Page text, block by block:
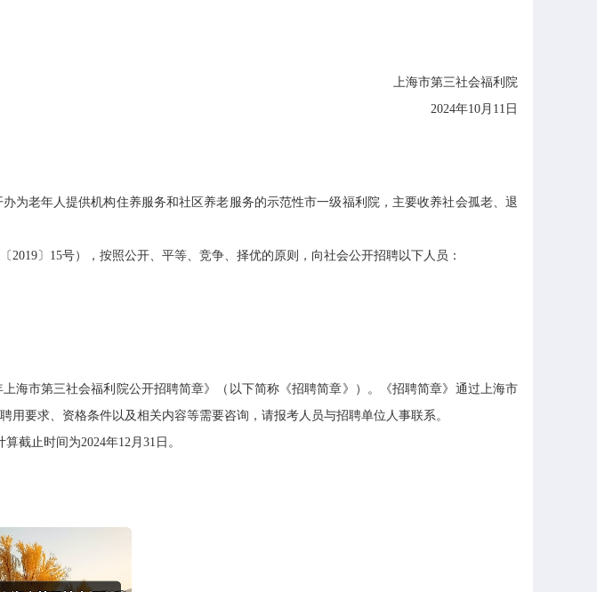
上海市第三社会福利院
2024年10月11日
老年人提供机构住养服务和社区养老服务的示范性市一级福利院，主要收养社会孤老、退
〕15号），按照公开、平等、竞争、择优的原则，向社会公开招聘以下人员：
市第三社会福利院公开招聘简章》（以下简称《招聘简章》）。《招聘简章》通过上海市
要求、资格条件以及相关内容等需要咨询，请报考人员与招聘单位人事联系。
止时间为2024年12月31日。